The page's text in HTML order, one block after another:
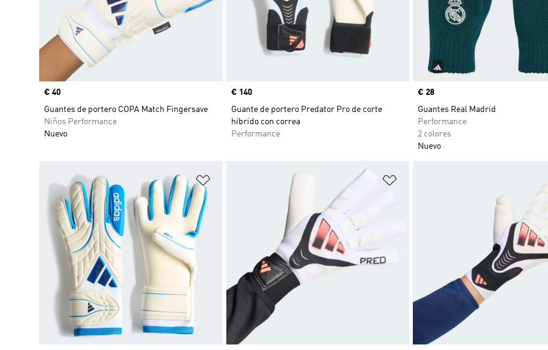
Precio
€ 40
Guantes de portero COPA Match Fingersave
Niños Performance
Nuevo
Precio
€ 140
Guante de portero Predator Pro de corte
híbrido con correa
Performance
Precio
€ 28
Guantes Real Madrid
Performance
2 colores
Nuevo
Añadir a la lista de deseos